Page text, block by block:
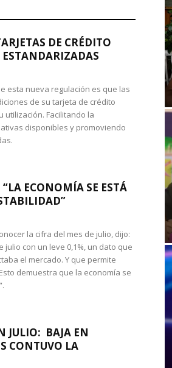
DE CRÉDITO
ESTANDARIZADAS
esta nueva regulación es que las
de su tarjeta de crédito
Facilitando la
disponibles y promoviendo
ECONOMÍA SE ESTÁ
la cifra del mes de julio, dijo:
julio con un leve 0,1%, un dato que
el mercado. Y que permite
demuestra que la economía se
JULIO: BAJA EN
CONTUVO LA